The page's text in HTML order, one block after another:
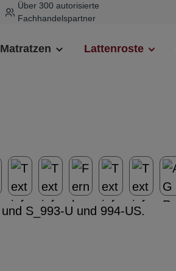
Über 300 autorisierte
Fachhandelspartner
Matratzen Lattenroste